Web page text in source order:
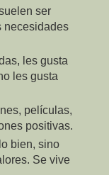
ser
necesidades
les gusta
les gusta
películas,
positivas.
bien, sino
Se vive